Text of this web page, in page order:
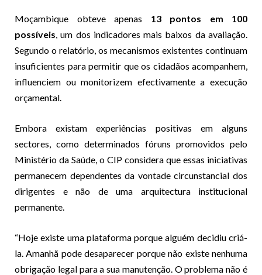
Moçambique obteve apenas 13 pontos em 100
possíveis, um dos indicadores mais baixos da avaliação.
Segundo o relatório, os mecanismos existentes continuam
insuficientes para permitir que os cidadãos acompanhem,
influenciem ou monitorizem efectivamente a execução
orçamental.
Embora existam experiências positivas em alguns
sectores, como determinados fóruns promovidos pelo
Ministério da Saúde, o CIP considera que essas iniciativas
permanecem dependentes da vontade circunstancial dos
dirigentes e não de uma arquitectura institucional
permanente.
“Hoje existe uma plataforma porque alguém decidiu criá-
la. Amanhã pode desaparecer porque não existe nenhuma
obrigação legal para a sua manutenção. O problema não é